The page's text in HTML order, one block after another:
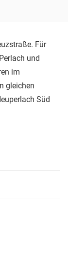
Für
und
im
gleichen
Süd